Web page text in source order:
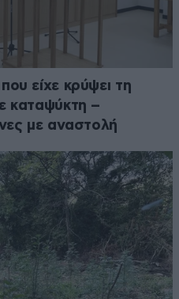
είχε κρύψει τη
καταψύκτη –
με αναστολή